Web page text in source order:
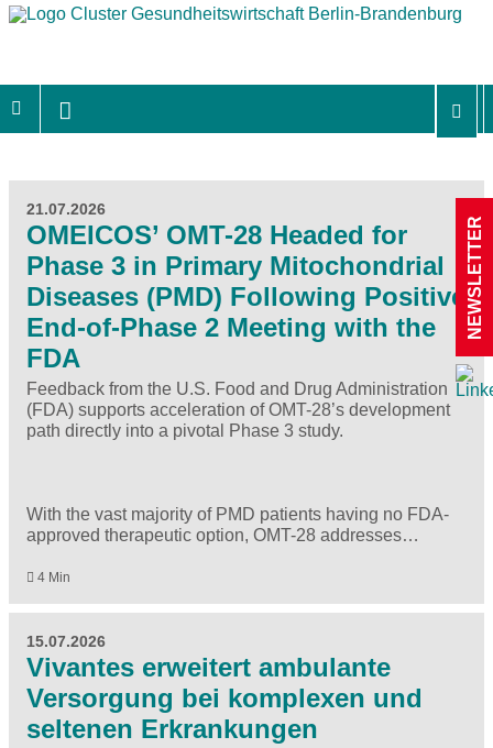
21.07.2026
OMEICOS’ OMT-28 Headed for
Phase 3 in Primary Mitochondrial
Diseases (PMD) Following Positive
End-of-Phase 2 Meeting with the
FDA
Feedback from the U.S. Food and Drug Administration
(FDA) supports acceleration of OMT-28’s development
path directly into a pivotal Phase 3 study.
With the vast majority of PMD patients having no FDA-
approved therapeutic option, OMT-28 addresses…
4 Min
15.07.2026
Vivantes erweitert ambulante
Versorgung bei komplexen und
seltenen Erkrankungen
NEWSLETTER